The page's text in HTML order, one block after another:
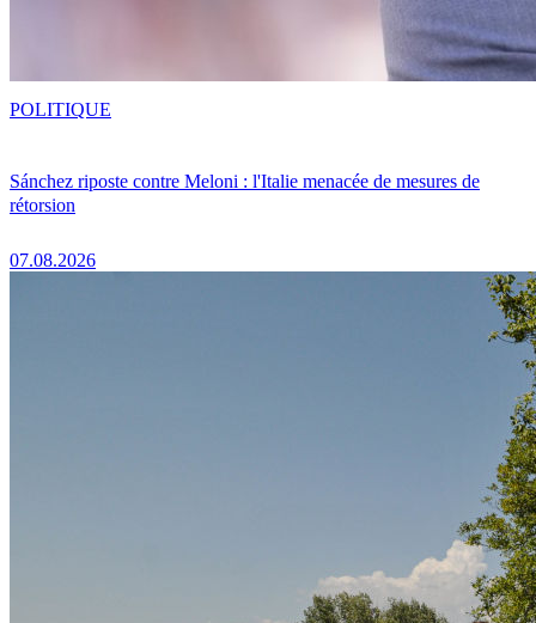
Sánchez riposte contre Meloni : l'Italie menacée de mesures de
rétorsion
07.08.2026
POLITIQUE